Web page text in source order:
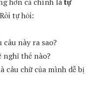
tự hỏi:
câu này ra sao?
nghĩ thế nào?
câu chữ của mình dễ bị